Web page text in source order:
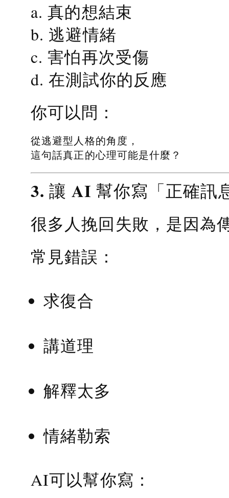
a. 真的想結束
b. 逃避情緒
c. 害怕再次受傷
d. 在測試你的反應
你可以問：
從逃避型人格的角度，
這句話真正的心理可能是什麼？
3. 讓 AI 幫你寫「正確訊
很多人挽回失敗，是因為
常見錯誤：
求復合
講道理
解釋太多
情緒勒索
AI可以幫你寫：